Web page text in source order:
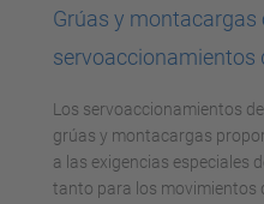
Grúas y montacargas
servoaccionamientos
Los servoaccionamientos
grúas y montacargas
a las exigencias especiales
tanto para los movimientos